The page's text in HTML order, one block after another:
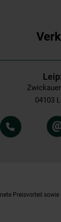
04103
Preisvorteil